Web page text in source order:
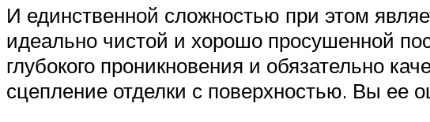
И единственной сложностью при этом
идеально чистой и хорошо просушенной
глубокого проникновения и обязательно
сцепление отделки с поверхностью. Вы ее